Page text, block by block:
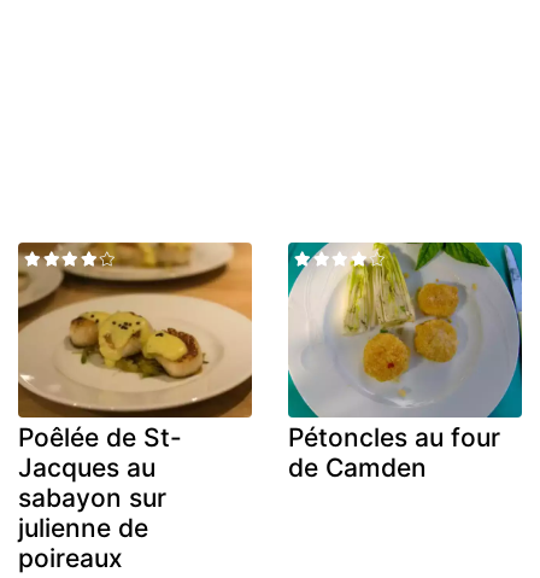
Poêlée de St-
Jacques au
sabayon sur
julienne de
poireaux
Pétoncles au four
de Camden